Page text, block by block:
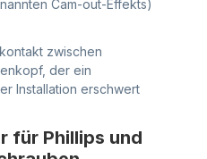
Cam-out-Effekts)
zwischen
der ein
Installation erschwert
für Phillips und